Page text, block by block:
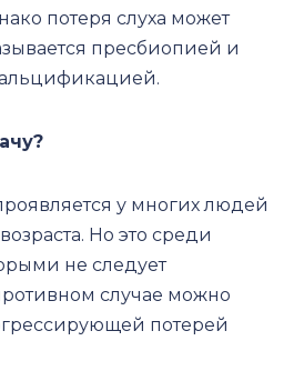
потеря слуха может
пресбиопией и
у многих людей
Но это среди
не следует
случае можно
потерей